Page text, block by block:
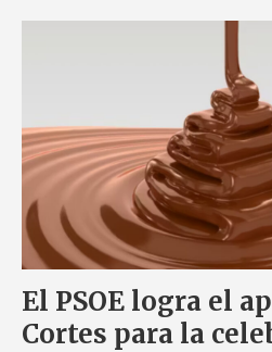
El PSOE logra el
Cortes para la